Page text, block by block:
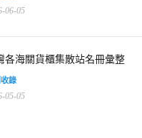
06-05
各海關貨櫃集散站名冊彙整
錄
05-05